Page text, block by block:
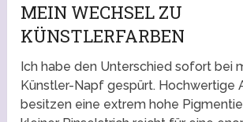
MEIN WECHSEL ZU
KÜNSTLERFARBEN
Ich habe den Unterschied sofort bei
Künstler-Napf gespürt. Hochwertige
besitzen eine extrem hohe